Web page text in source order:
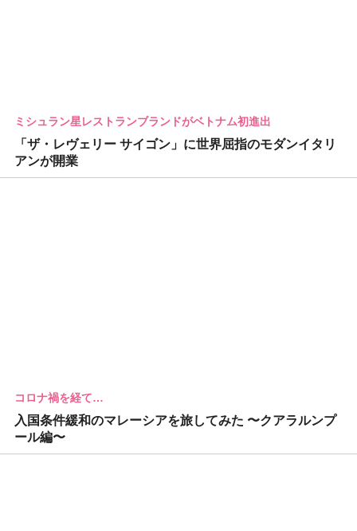
ミシュラン星レストランブランドがベトナム初進出
「ザ・レヴェリー サイゴン」に世界屈指のモダンイタリ
アンが開業
コロナ禍を経て…
入国条件緩和のマレーシアを旅してみた 〜クアラルンプ
ール編〜